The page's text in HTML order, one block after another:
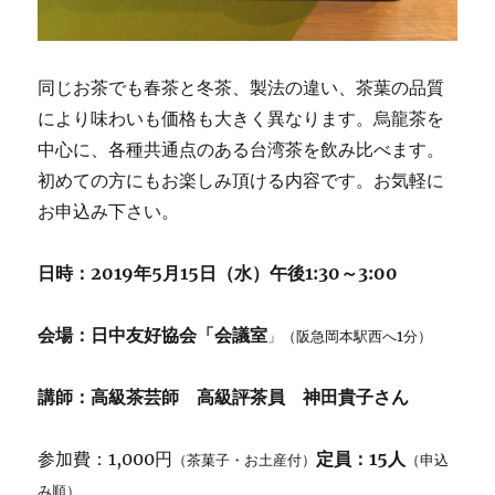
同じお茶でも春茶と冬茶、製法の違い、茶葉の品質
により味わいも価格も大きく異なります。烏龍茶を
中心に、各種共通点のある台湾茶を飲み比べます。
初めての方にもお楽しみ頂ける内容です。お気軽に
お申込み下さい。
日時：2019年5月15日（水）午後1:30～3:00
会場：日中友好協会「会議室 」（阪急岡本駅西へ1分）
講師：高級茶芸師 高級評茶員 神田貴子さん
参加費：1,000円 （茶菓子・お土産付） 定員：15人 （申込